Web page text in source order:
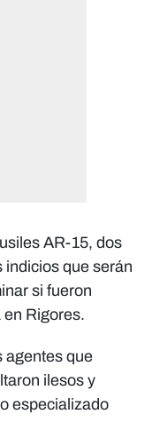
AR-15, dos
indicios que serán
si fueron
Rigores.
agentes que
ilesos y
especializado